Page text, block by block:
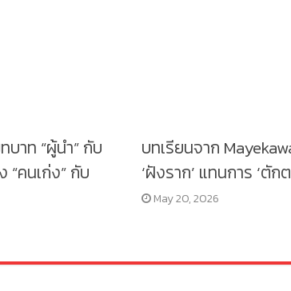
าท “ผู้นำ” กับ
“คนเก่ง” กับ
บทเรียนจาก
‘ฝังราก’ แทนการ ‘ตัก
May 20, 2026